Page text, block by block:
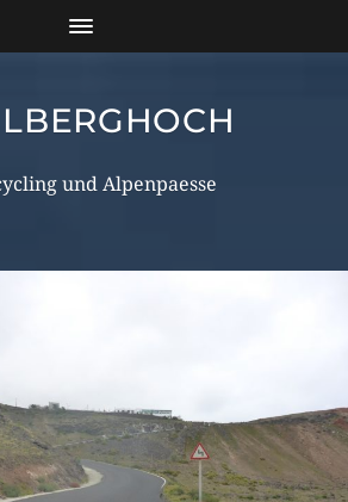
und Alpenpaesse